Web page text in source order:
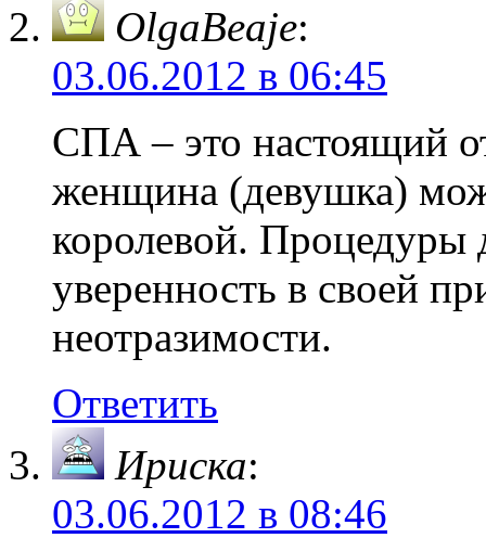
OlgaBeaje:
03.06.2012 в 06:45
СПА – это настоящий
женщина (девушка)
королевой. Процедуры
уверенность в своей
неотразимости.
Ответить
Ириска:
03.06.2012 в 08:46